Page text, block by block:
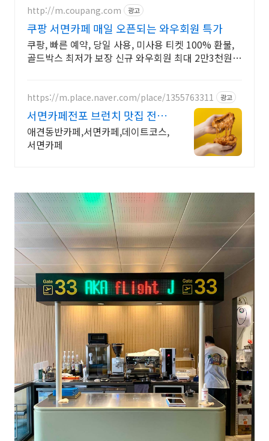
http://m.coupang.com 광고
쿠팡 서면카페 매일 오픈되는 와우회원 특가
쿠팡, 빠른 예약, 당일 사용, 미사용 티켓 100% 환불,
골드박스 최저가 보장 신규 와우회원 최대 2만3천원
https://m.place.naver.com/place/1355763311 광고
서면카페전포 브런치 맛집 전포
브런치 맛집
애견동반카페,서면카페,데이트코스,
서면카페